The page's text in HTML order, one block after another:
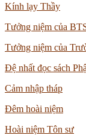
Kính lạy Thầy
Tưởng niệm của
Tưởng niệm của
Đệ nhất đọc sách
Cảm nhập tháp
Đêm hoài niệm
Hoài niệm Tôn sư